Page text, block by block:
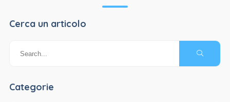
Cerca un articolo
Categorie